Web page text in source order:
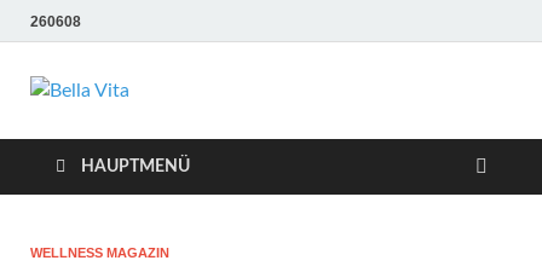
260608
Bella Vita
Wellness Fitness
Tipps
Tipps
HAUPTMENÜ
WELLNESS MAGAZIN